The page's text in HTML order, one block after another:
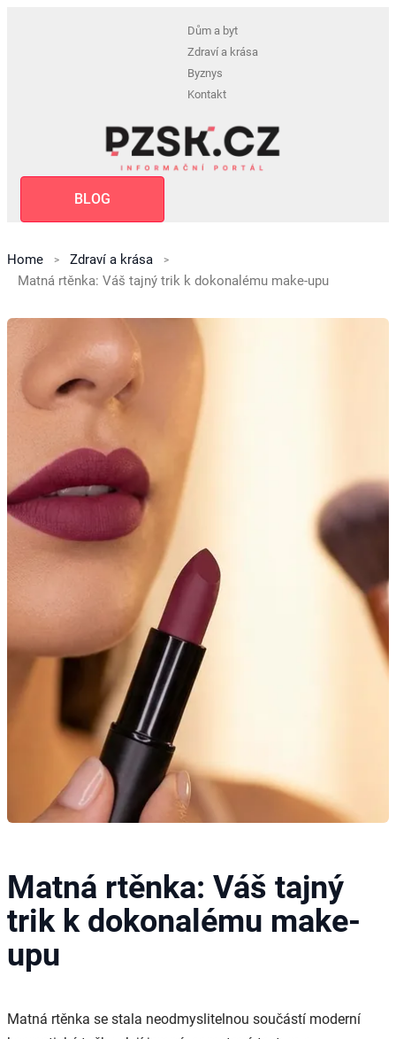
Dům a byt
Zdraví a krása
Byznys
Kontakt
BLOG
Home
Zdraví a krása
Matná rtěnka: Váš tajný trik k dokonalému make-upu
Matná rtěnka: Váš tajný
trik k dokonalému make-
upu
Matná rtěnka se stala neodmyslitelnou součástí moderní